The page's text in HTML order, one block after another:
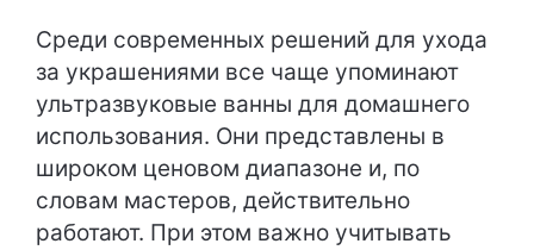
Среди современных решений для ухода
за украшениями все чаще упоминают
ультразвуковые ванны для домашнего
использования. Они представлены в
широком ценовом диапазоне и, по
словам мастеров, действительно
работают. При этом важно учитывать